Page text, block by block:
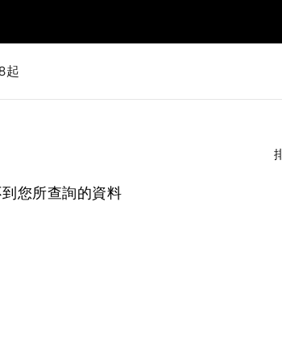
起
您所查詢的資料